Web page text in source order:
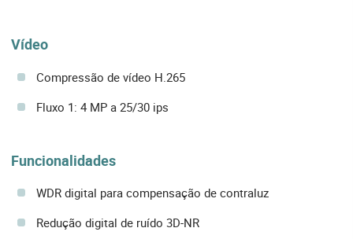
Vídeo
Compressão de vídeo H.265
Fluxo 1: 4 MP a 25/30 ips
Funcionalidades
WDR digital para compensação de contraluz
Redução digital de ruído 3D-NR